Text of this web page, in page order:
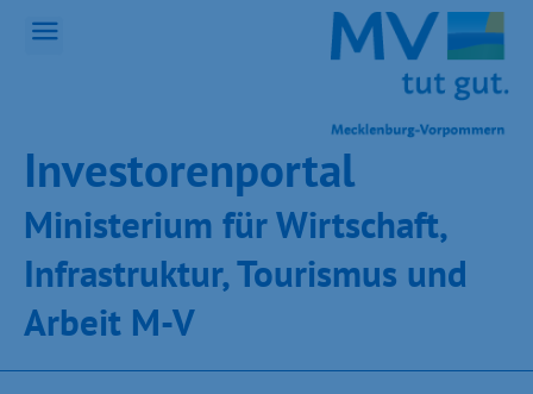
Inves­toren­por­tal
Ministeri­um für Wirt­schaft,
Infra­struk­tur, Tou­ris­mus und
Ar­beit M-V